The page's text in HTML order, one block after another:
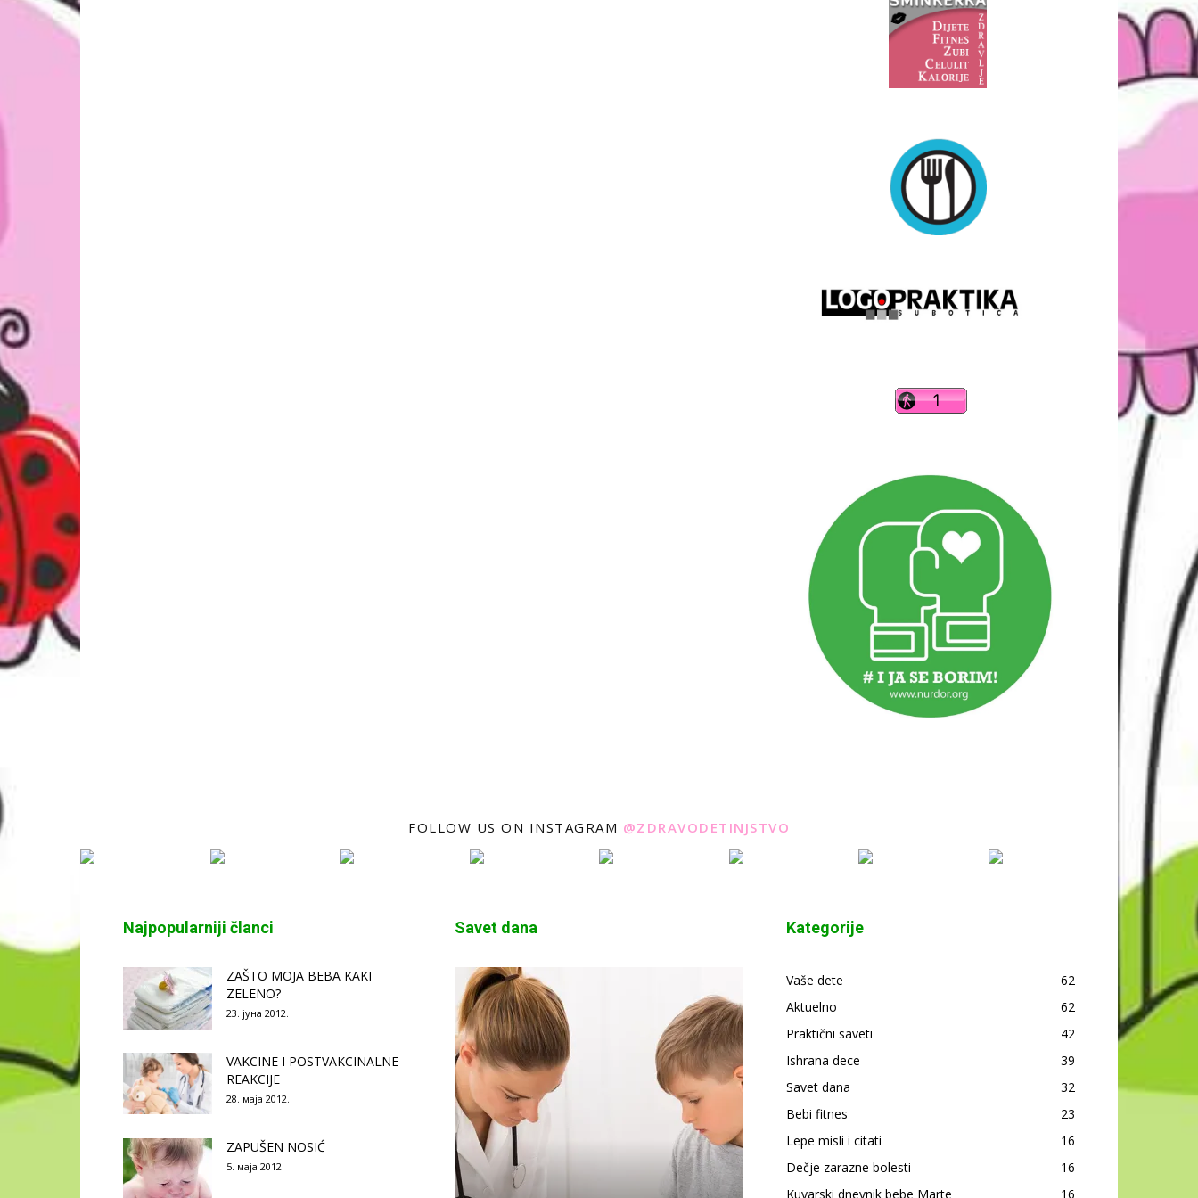
FOLLOW US ON INSTAGRAM @ZDRAVODETINJSTVO
Najpopularniji članci
ZAŠTO MOJA BEBA KAKI
ZELENO?
23. јуна 2012.
VAKCINE I POSTVAKCINALNE
REAKCIJE
28. маја 2012.
ZAPUŠEN NOSIĆ
5. маја 2012.
Savet dana Kategorije
Vaše dete
62
Aktuelno
62
Praktični saveti
42
Ishrana dece
39
Savet dana
32
Bebi fitnes
23
Lepe misli i citati
16
Dečje zarazne bolesti
16
Kuvarski dnevnik bebe Marte
16